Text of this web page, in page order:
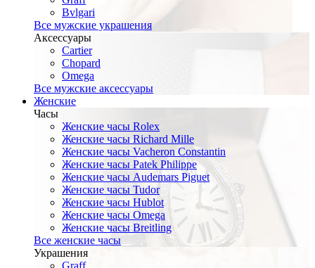
Bvlgari
Все мужские украшения
Аксессуары
Cartier
Chopard
Omega
Все мужские аксессуары
Женские
Часы
Женские часы Rolex
Женские часы Richard Mille
Женские часы Vacheron Constantin
Женские часы Patek Philippe
Женские часы Audemars Piguet
Женские часы Tudor
Женские часы Hublot
Женские часы Omega
Женские часы Breitling
Все женские часы
Украшения